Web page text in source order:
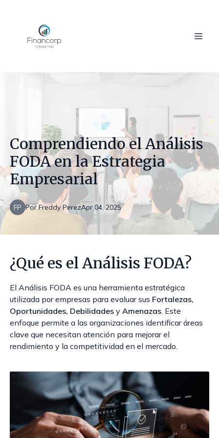
Comprendiendo el Análisis
FODA en la Estrategia
Empresarial
FP Apr 04, 2025
Por Freddy Perez
¿Qué es el Análisis FODA?
El Análisis FODA es una herramienta estratégica
utilizada por empresas para evaluar sus Fortalezas,
Oportunidades, Debilidades y Amenazas. Este
enfoque permite a las organizaciones identificar áreas
clave que necesitan atención para mejorar el
rendimiento y la competitividad en el mercado.